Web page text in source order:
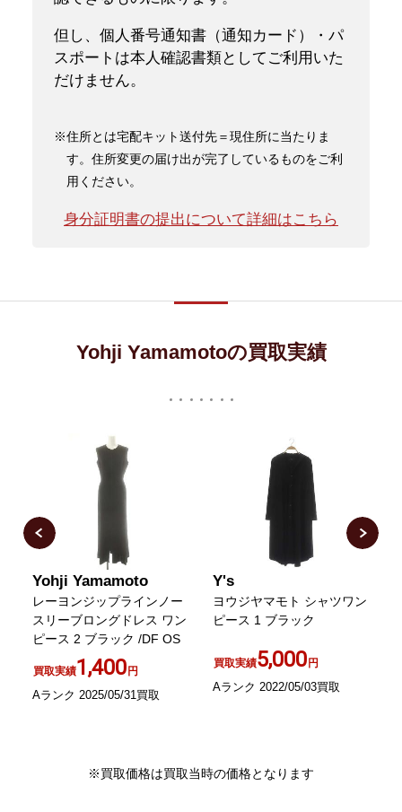
但し、個人番号通知書（通知カード）・パ
スポートは本人確認書類としてご利用いた
だけません。
※住所とは宅配キット送付先＝現住所に当たりま
す。住所変更の届け出が完了しているものをご利
用ください。
身分証明書の提出について詳細はこちら
Yohji Yamamotoの買取実績
Yohji Yamamoto
レーヨンジップラインノー
スリーブロングドレス ワン
ピース 2 ブラック /DF OS
買取実績1,400円
Aランク 2025/05/31買取
Y's
ヨウジヤマモト シャツワン
ピース 1 ブラック
買取実績5,000円
Aランク 2022/05/03買取
※買取価格は買取当時の価格となります